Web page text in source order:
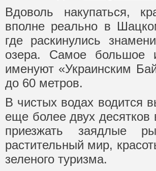
Вдоволь накупаться,
вполне реально в
где раскинулись
озера. Самое большое
именуют «Украинским
до 60 метров.
В чистых водах водится
еще более двух
приезжать заядлые
растительный мир,
зеленого туризма.